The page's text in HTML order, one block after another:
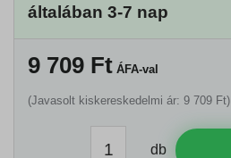
általában 3-7 nap
9 709 Ft ÁFA-val
(Javasolt kiskereskedelmi ár: 9 709 Ft)
db